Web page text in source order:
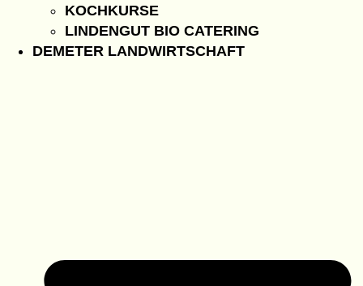
KOCHKURSE
LINDENGUT BIO CATERING
DEMETER LANDWIRTSCHAFT